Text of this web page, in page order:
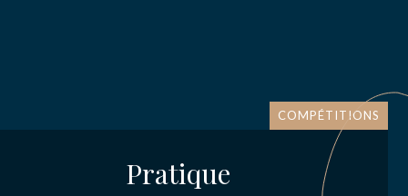
COMPÉTITIONS
Pratique